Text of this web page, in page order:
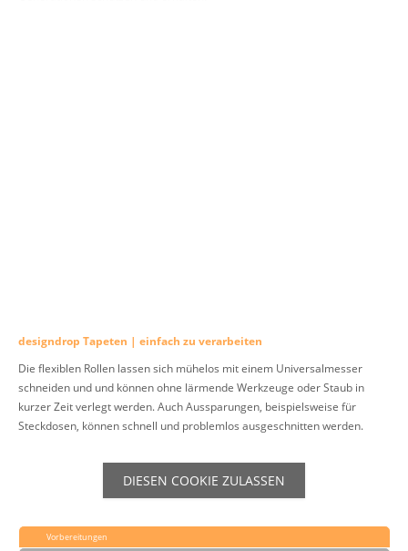
designdrop Tapeten | einfach zu verarbeiten
Die flexiblen Rollen lassen sich mühelos mit einem Universalmesser
schneiden und und können ohne lärmende Werkzeuge oder Staub in
kurzer Zeit verlegt werden. Auch Aussparungen, beispielsweise für
Steckdosen, können schnell und problemlos ausgeschnitten werden.
DIESEN COOKIE ZULASSEN
Vorbereitungen